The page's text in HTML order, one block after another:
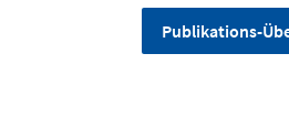
Publikations-